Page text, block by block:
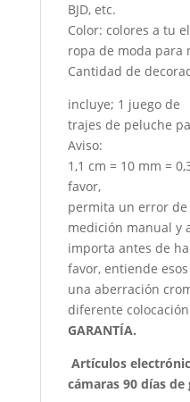
BJD, etc.
Color: colores a tu
ropa de moda para
Cantidad de
incluye; 1 juego de
trajes de peluche
Aviso:
1,1 cm = 10 mm =
favor,
permita un error
medición manual y
importa antes de
favor, entiende
una aberración
diferente
GARANTÍA.
Artículos
cámaras 90 días